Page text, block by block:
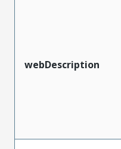
webDescription